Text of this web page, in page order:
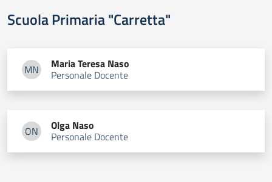
Scuola Primaria "Carretta"
MNMaria Teresa Naso
Maria Teresa Naso
Personale Docente
ONOlga Naso
Olga Naso
Personale Docente